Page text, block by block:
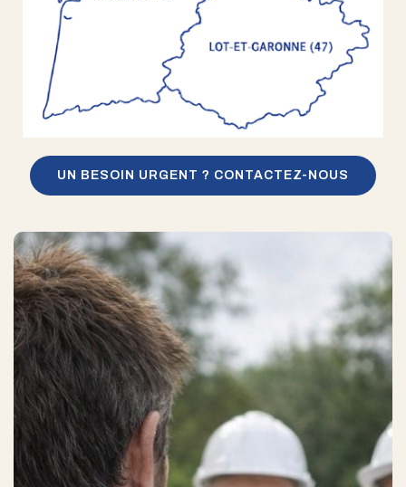
UN BESOIN URGENT ? CONTACTEZ-NOUS